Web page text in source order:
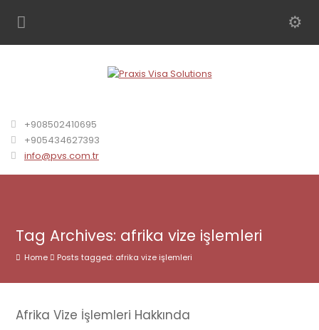
+908502410695
+905434627393
info@pvs.com.tr
Tag Archives: afrika vize işlemleri
Home Posts tagged: afrika vize işlemleri
Afrika Vize İşlemleri Hakkında